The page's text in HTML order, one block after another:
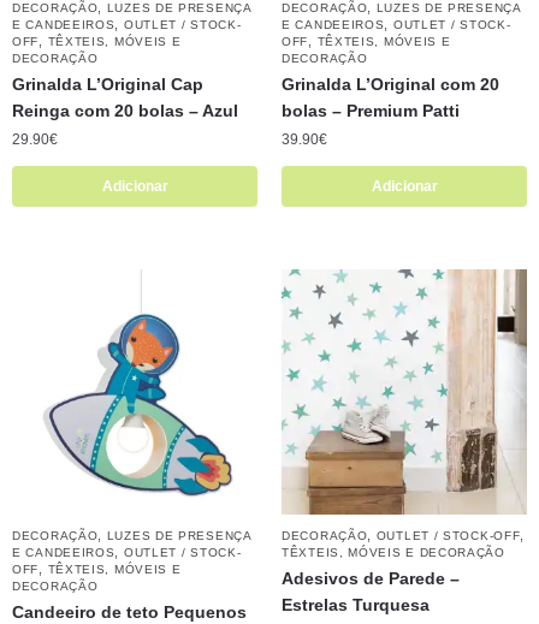
DECORAÇÃO
LUZES DE PRESENÇA
E CANDEEIROS
OUTLET / STOCK-
OFF
TÊXTEIS, MÓVEIS E
DECORAÇÃO
Grinalda L’Original Cap
Reinga com 20 bolas – Azul
29.90€
Adicionar
DECORAÇÃO
LUZES DE PRESENÇA
E CANDEEIROS
OUTLET / STOCK-
OFF
TÊXTEIS, MÓVEIS E
DECORAÇÃO
Grinalda L’Original com 20
bolas – Premium Patti
39.90€
Adicionar
DECORAÇÃO
LUZES DE PRESENÇA
E CANDEEIROS
OUTLET / STOCK-
OFF
TÊXTEIS, MÓVEIS E
DECORAÇÃO
Candeeiro de teto Pequenos
DECORAÇÃO OUTLET / STOCK-OFF
TÊXTEIS, MÓVEIS E DECORAÇÃO
Adesivos de Parede –
Estrelas Turquesa